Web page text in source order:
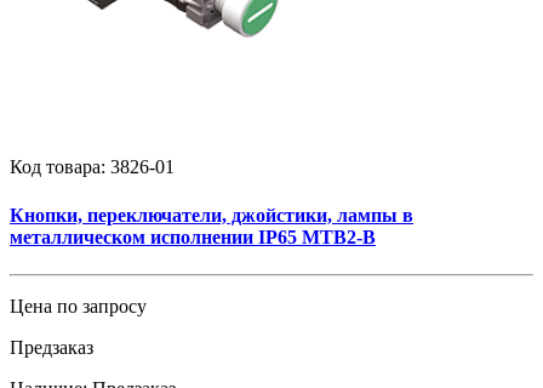
Код товара: 3826-01
Кнопки, переключатели, джойстики, лампы в
металлическом исполнении IP65 MTB2-В
Цена по запросу
Предзаказ